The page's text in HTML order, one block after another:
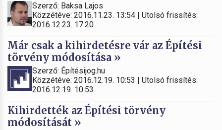
Szerző: Baksa Lajos
Közzétéve: 2016.11.23. 13:54 | Utolsó frissítés:
2016.12.23. 17:20
Már csak a kihirdetésre vár az Építési
törvény módosítása »
Szerző: Építésijog.hu
Közzétéve: 2016.12.19. 10:53 | Utolsó frissítés:
2016.12.19. 10:53
Kihirdették az Építési törvény
módosítását »